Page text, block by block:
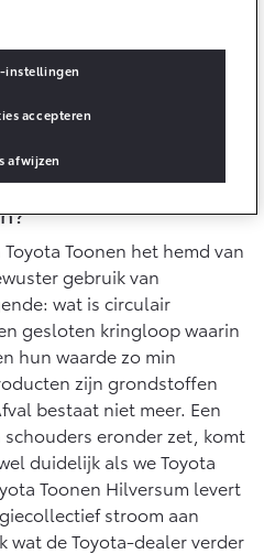
Toyota C-HR
OOK ALS PLUG-IN
RAV4
PLUG-IN HYBRIDE
Vanaf € 49.995,-
Toonen het hemd van
gebruik van
wat is circulair
gesloten kringloop waarin
hun waarde zo min
zijn grondstoffen
bestaat niet meer. Een
eronder zet, komt
duidelijk als we Toyota
Toonen Hilversum levert
stroom aan
wat de Toyota-dealer verder
instellingen
afwijzen
accepteren